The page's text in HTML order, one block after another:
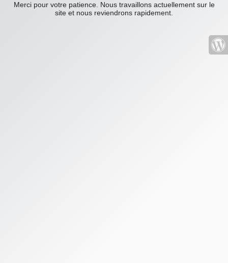
Merci pour votre patience. Nous travaillons actuellement sur le
site et nous reviendrons rapidement.